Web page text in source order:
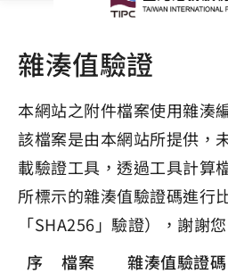
雜湊值驗證
本網站之附件檔案使用雜湊
該檔案是由本網站所提供，
載驗證工具，透過工具計算
所標示的雜湊值驗證碼進行
「SHA256」驗證），謝謝您
序
檔案
雜湊值驗證碼